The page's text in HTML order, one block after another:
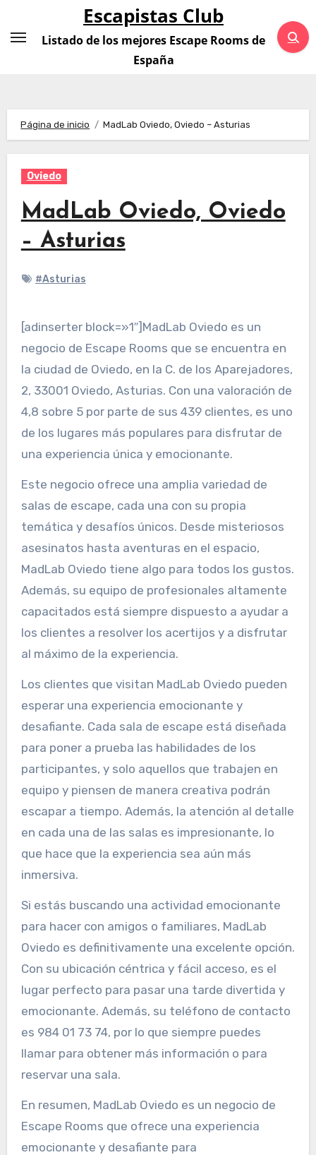
contenido
Escapistas Club
Listado de los mejores Escape Rooms de
España
Página de inicio MadLab Oviedo, Oviedo – Asturias
Oviedo
MadLab Oviedo, Oviedo
– Asturias
#Asturias
[adinserter block=»1″]MadLab Oviedo es un
negocio de Escape Rooms que se encuentra en
la ciudad de Oviedo, en la C. de los Aparejadores,
2, 33001 Oviedo, Asturias. Con una valoración de
4,8 sobre 5 por parte de sus 439 clientes, es uno
de los lugares más populares para disfrutar de
una experiencia única y emocionante.
Este negocio ofrece una amplia variedad de
salas de escape, cada una con su propia
temática y desafíos únicos. Desde misteriosos
asesinatos hasta aventuras en el espacio,
MadLab Oviedo tiene algo para todos los gustos.
Además, su equipo de profesionales altamente
capacitados está siempre dispuesto a ayudar a
los clientes a resolver los acertijos y a disfrutar
al máximo de la experiencia.
Los clientes que visitan MadLab Oviedo pueden
esperar una experiencia emocionante y
desafiante. Cada sala de escape está diseñada
para poner a prueba las habilidades de los
participantes, y solo aquellos que trabajen en
equipo y piensen de manera creativa podrán
escapar a tiempo. Además, la atención al detalle
en cada una de las salas es impresionante, lo
que hace que la experiencia sea aún más
inmersiva.
Si estás buscando una actividad emocionante
para hacer con amigos o familiares, MadLab
Oviedo es definitivamente una excelente opción.
Con su ubicación céntrica y fácil acceso, es el
lugar perfecto para pasar una tarde divertida y
emocionante. Además, su teléfono de contacto
es 984 01 73 74, por lo que siempre puedes
llamar para obtener más información o para
reservar una sala.
En resumen, MadLab Oviedo es un negocio de
Escape Rooms que ofrece una experiencia
emocionante y desafiante para